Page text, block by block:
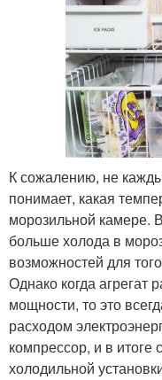
К сожалению, не
понимает, какая
морозильной камере.
больше холода в
возможностей для
Однако когда агрегат
мощности, то это
расходом
компрессор, и в
холодильной